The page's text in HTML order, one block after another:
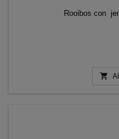
Rooibos con
